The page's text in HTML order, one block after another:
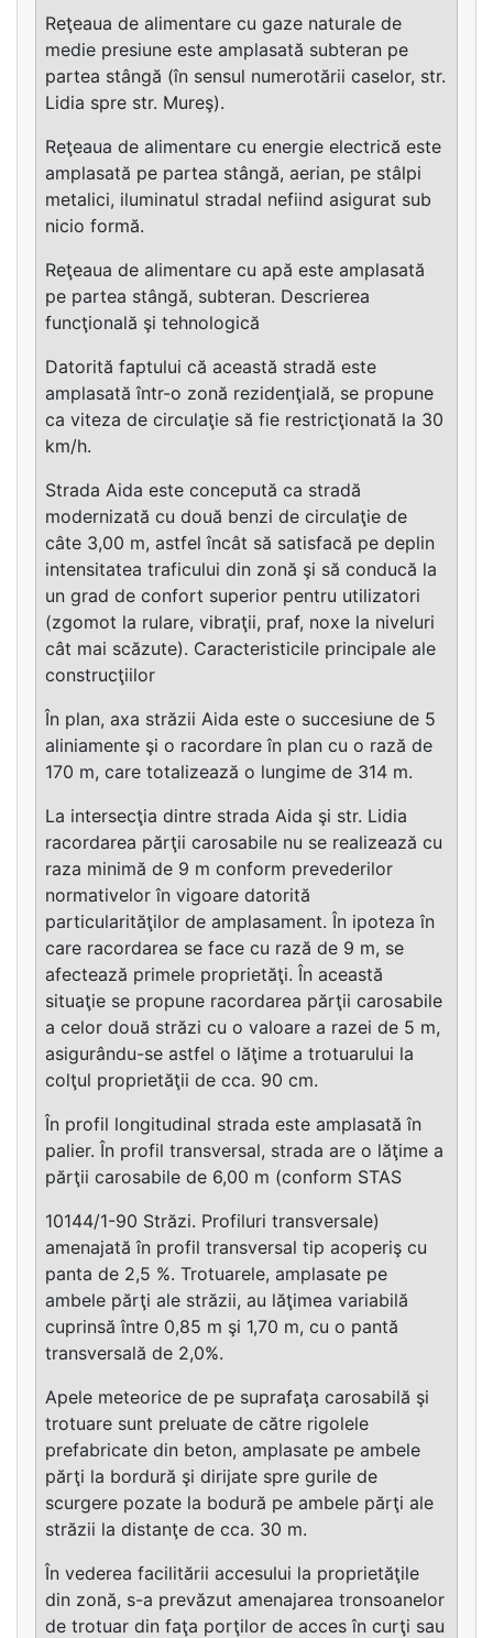
Reţeaua de alimentare cu gaze naturale de
medie presiune este amplasată subteran pe
partea stângă (în sensul numerotării caselor, str.
Lidia spre str. Mureş).
Reţeaua de alimentare cu energie electrică este
amplasată pe partea stângă, aerian, pe stâlpi
metalici, iluminatul stradal nefiind asigurat sub
nicio formă.
Reţeaua de alimentare cu apă este amplasată
pe partea stângă, subteran. Descrierea
funcţională şi tehnologică
Datorită faptului că această stradă este
amplasată într-o zonă rezidenţială, se propune
ca viteza de circulaţie să fie restricţionată la 30
km/h.
Strada Aida este concepută ca stradă
modernizată cu două benzi de circulaţie de
câte 3,00 m, astfel încât să satisfacă pe deplin
intensitatea traficului din zonă şi să conducă la
un grad de confort superior pentru utilizatori
(zgomot la rulare, vibraţii, praf, noxe la niveluri
cât mai scăzute). Caracteristicile principale ale
construcţiilor
În plan, axa străzii Aida este o succesiune de 5
aliniamente şi o racordare în plan cu o rază de
170 m, care totalizează o lungime de 314 m.
La intersecţia dintre strada Aida şi str. Lidia
racordarea părţii carosabile nu se realizează cu
raza minimă de 9 m conform prevederilor
normativelor în vigoare datorită
particularităţilor de amplasament. În ipoteza în
care racordarea se face cu rază de 9 m, se
afectează primele proprietăţi. În această
situaţie se propune racordarea părţii carosabile
a celor două străzi cu o valoare a razei de 5 m,
asigurându-se astfel o lăţime a trotuarului la
colţul proprietăţii de cca. 90 cm.
În profil longitudinal strada este amplasată în
palier. În profil transversal, strada are o lăţime a
părţii carosabile de 6,00 m (conform STAS
10144/1-90 Străzi. Profiluri transversale)
amenajată în profil transversal tip acoperiş cu
panta de 2,5 %. Trotuarele, amplasate pe
ambele părţi ale străzii, au lăţimea variabilă
cuprinsă între 0,85 m şi 1,70 m, cu o pantă
transversală de 2,0%.
Apele meteorice de pe suprafaţa carosabilă şi
trotuare sunt preluate de către rigolele
prefabricate din beton, amplasate pe ambele
părţi la bordură şi dirijate spre gurile de
scurgere pozate la bodură pe ambele părţi ale
străzii la distanţe de cca. 30 m.
În vederea facilitării accesului la proprietăţile
din zonă, s-a prevăzut amenajarea tronsoanelor
de trotuar din faţa porţilor de acces în curţi sau